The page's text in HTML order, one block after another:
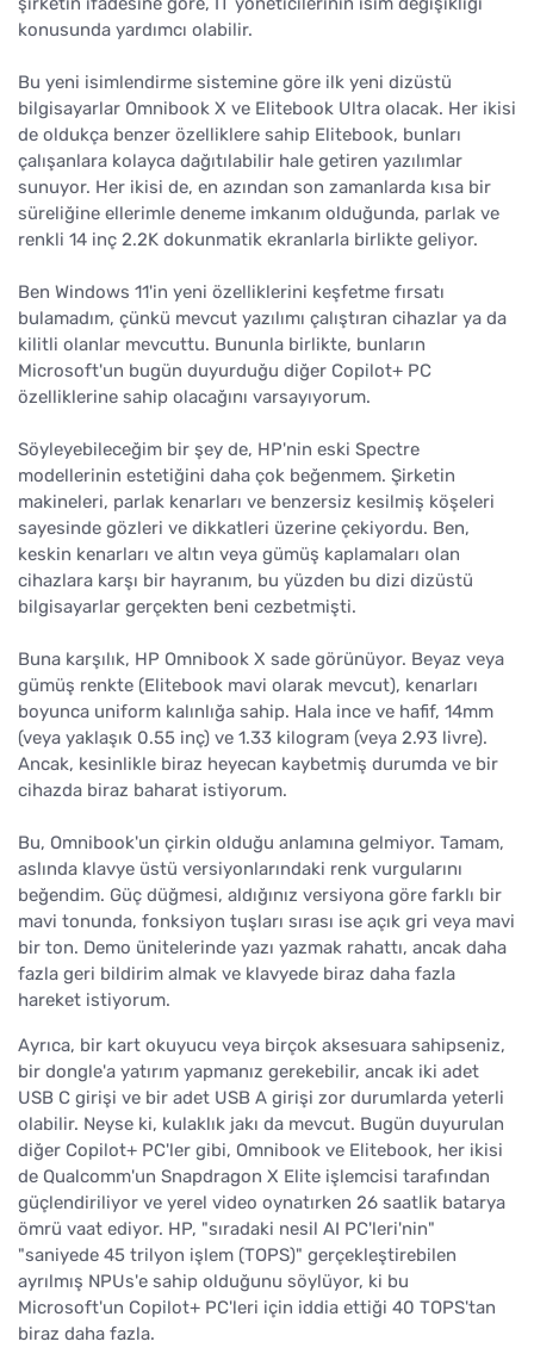
konusunda yardımcı olabilir.
Bu yeni isimlendirme sistemine göre ilk yeni dizüstü
bilgisayarlar Omnibook X ve Elitebook Ultra olacak. Her ikisi
de oldukça benzer özelliklere sahip Elitebook, bunları
çalışanlara kolayca dağıtılabilir hale getiren yazılımlar
sunuyor. Her ikisi de, en azından son zamanlarda kısa bir
süreliğine ellerimle deneme imkanım olduğunda, parlak ve
renkli 14 inç 2.2K dokunmatik ekranlarla birlikte geliyor.
Ben Windows 11'in yeni özelliklerini keşfetme fırsatı
bulamadım, çünkü mevcut yazılımı çalıştıran cihazlar ya da
kilitli olanlar mevcuttu. Bununla birlikte, bunların
Microsoft'un bugün duyurduğu diğer Copilot+ PC
özelliklerine sahip olacağını varsayıyorum.
Söyleyebileceğim bir şey de, HP'nin eski Spectre
modellerinin estetiğini daha çok beğenmem. Şirketin
makineleri, parlak kenarları ve benzersiz kesilmiş köşeleri
sayesinde gözleri ve dikkatleri üzerine çekiyordu. Ben,
keskin kenarları ve altın veya gümüş kaplamaları olan
cihazlara karşı bir hayranım, bu yüzden bu dizi dizüstü
bilgisayarlar gerçekten beni cezbetmişti.
Buna karşılık, HP Omnibook X sade görünüyor. Beyaz veya
gümüş renkte (Elitebook mavi olarak mevcut), kenarları
boyunca uniform kalınlığa sahip. Hala ince ve hafif, 14mm
(veya yaklaşık 0.55 inç) ve 1.33 kilogram (veya 2.93 livre).
Ancak, kesinlikle biraz heyecan kaybetmiş durumda ve bir
cihazda biraz baharat istiyorum.
Bu, Omnibook'un çirkin olduğu anlamına gelmiyor. Tamam,
aslında klavye üstü versiyonlarındaki renk vurgularını
beğendim. Güç düğmesi, aldığınız versiyona göre farklı bir
mavi tonunda, fonksiyon tuşları sırası ise açık gri veya mavi
bir ton. Demo ünitelerinde yazı yazmak rahattı, ancak daha
fazla geri bildirim almak ve klavyede biraz daha fazla
hareket istiyorum.
Ayrıca, bir kart okuyucu veya birçok aksesuara sahipseniz,
bir dongle'a yatırım yapmanız gerekebilir, ancak iki adet
USB C girişi ve bir adet USB A girişi zor durumlarda yeterli
olabilir. Neyse ki, kulaklık jakı da mevcut. Bugün duyurulan
diğer Copilot+ PC'ler gibi, Omnibook ve Elitebook, her ikisi
de Qualcomm'un Snapdragon X Elite işlemcisi tarafından
güçlendiriliyor ve yerel video oynatırken 26 saatlik batarya
ömrü vaat ediyor. HP, "sıradaki nesil AI PC'leri'nin"
"saniyede 45 trilyon işlem (TOPS)" gerçekleştirebilen
ayrılmış NPUs'e sahip olduğunu söylüyor, ki bu
Microsoft'un Copilot+ PC'leri için iddia ettiği 40 TOPS'tan
biraz daha fazla.